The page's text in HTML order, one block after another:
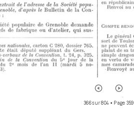
366 sur 804 • Page 359